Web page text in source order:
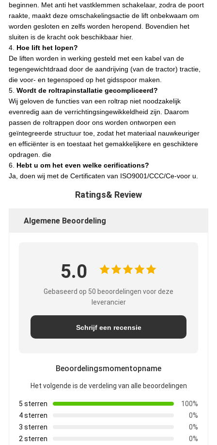
beginnen. Met anti het vastklemmen schakelaar, zodra de poort
raakte, maakt deze omschakelingsactie de lift onbekwaam om
worden gesloten en zelfs worden heropend. Bovendien het
sluiten is de kracht ook beschikbaar hier.
4. Hoe lift het lopen?
De liften worden in werking gesteld met een kabel van de
tegengewichtdraad door de aandrijving (van de tractor) tractie,
die voor- en tegenspoed op het gidsspoor maken.
5. Wordt de roltrapinstallatie gecompliceerd?
Wij geloven de functies van een roltrap niet noodzakelijk
evenredig aan de verrichtingsingewikkeldheid zijn. Daarom
passen de roltrappen door ons worden ontworpen een
geïntegreerde structuur toe, zodat het materiaal nauwkeuriger
en efficiënter is en toestaat het gemakkelijkere en geschiktere
opdragen. die
6. Hebt u om het even welke cerifications?
Ja, doen wij met de Certificaten van ISO9001/CCC/Ce-voor u.
Ratings& Review
Algemene Beoordeling
5.0
Gebaseerd op 50 beoordelingen voor deze
leverancier
Schrijf een recensie
Beoordelingsmomentopname
Het volgende is de verdeling van alle beoordelingen
5 sterren
100%
4 sterren
0%
3 sterren
0%
2 sterren
0%